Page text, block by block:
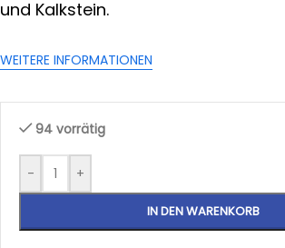
und Kalkstein.
WEITERE INFORMATIONEN
94 vorrätig
- +
IN DEN WARENKORB